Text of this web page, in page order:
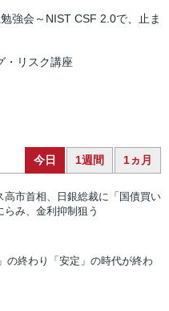
強会～NIST CSF 2.0で、止ま
・リスク講座
今日 1週間 1ヵ月
高市首相、日銀総裁に「国債買い
らみ、金利抑制狙う
の終わり
「安定」の時代が終わ